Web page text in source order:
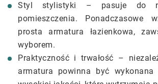
Styl stylistyki – pasuje do
pomieszczenia. Ponadczasowe
prosta armatura łazienkowa,
wyborem.
Praktyczność i trwałość –
armatura powinna być wykonana